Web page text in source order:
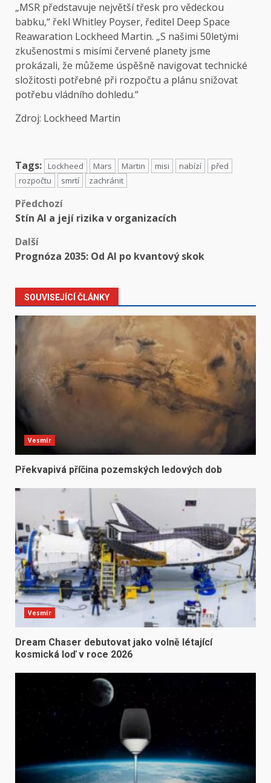
„MSR představuje největší třesk pro vědeckou
babku,“ řekl Whitley Poyser, ředitel Deep Space
Reawaration Lockheed Martin. „S našimi 50letými
zkušenostmi s misími červené planety jsme
prokázali, že můžeme úspěšně navigovat technické
složitosti potřebné při rozpočtu a plánu snižovat
potřebu vládního dohledu.“
Zdroj: Lockheed Martin
Tags: Lockheed Mars Martin misi nabízí
před
rozpočtu
smrtí zachránit
Předchozí
Stín AI a její rizika v organizacích
Další
Prognóza 2035: Od AI po kvantový skok
SOUVISEJÍCÍ ČLÁNKY
Vesmír
Překvapivá příčina pozemských ledových dob
Vesmír
Dream Chaser debutovat jako volně létající
kosmická loď v roce 2026